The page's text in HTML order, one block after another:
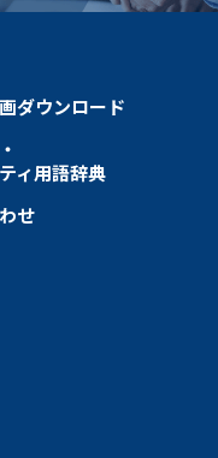
ダウンロード
ィ用語辞典
せ